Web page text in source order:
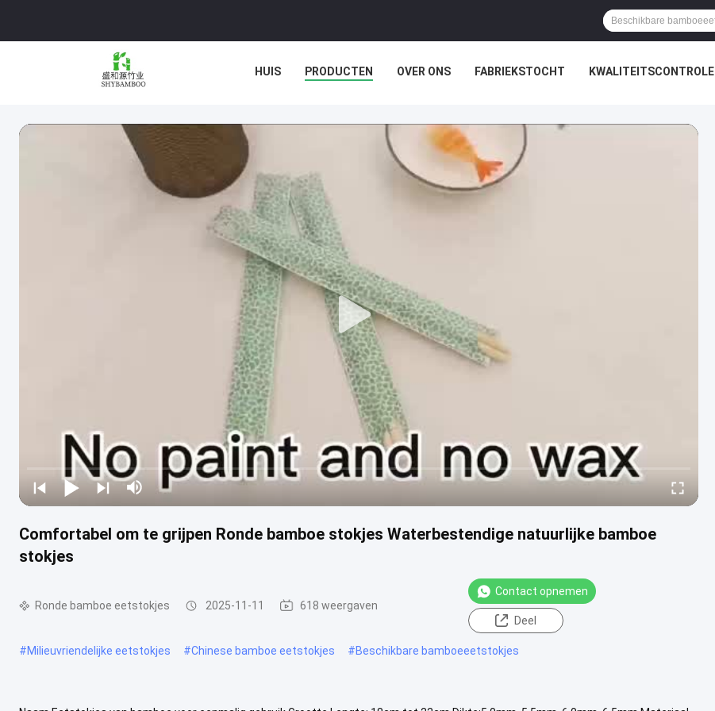
HUIS PRODUCTEN OVER ONS FABRIEKSTOCHT KWALITEITSCONTROLE
Comfortabel om te grijpen Ronde bamboe stokjes Waterbestendige natuurlijke bamboe
stokjes
Ronde bamboe eetstokjes 2025-11-11 618 weergaven
Contact opnemen
Deel
#Milieuvriendelijke eetstokjes #Chinese bamboe eetstokjes #Beschikbare bamboeeetstokjes